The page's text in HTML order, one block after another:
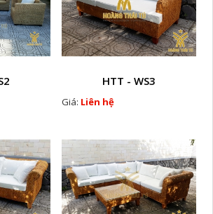
HTT - WS3
Giá: Liên hệ